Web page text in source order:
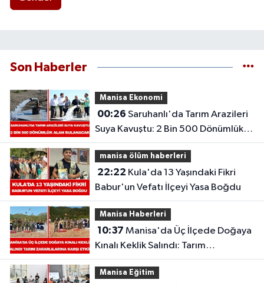
Son Haberler
Manisa Ekonomi
00:26
Suya Kavuştu: 2 Bin 500 Dönümlük
Alan Sulanacak
manisa ölüm haberleri
22:22
Babur'un Vefatı İlçeyi Yasa Boğdu
Manisa Haberleri
10:37
Kınalı Keklik Salındı: Tarım
Zararlılarına Karşı Etkili
Manisa Eğitim